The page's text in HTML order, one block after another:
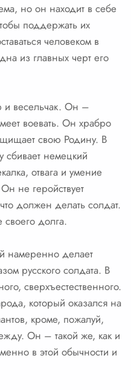
но он находит в себе
поддержать их
человеком в
из главных черт его
и весельчак. Он –
воевать. Он храбро
свою Родину. В
сбивает немецкий
отвага и умение
не геройствует
должен делать солдат.
долга.
намеренно делает
русского солдата. В
сверхъестественного.
который оказался на
кроме, пожалуй,
Он – такой же, как и
в этой обычности и